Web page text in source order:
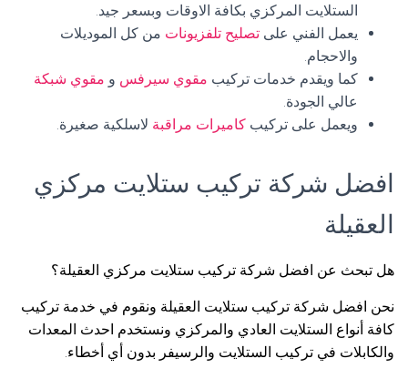
الستلايت المركزي بكافة الاوقات وبسعر جيد.
يعمل الفني على تصليح تلفزيونات من كل الموديلات
والاحجام.
كما ويقدم خدمات تركيب مقوي سيرفس و مقوي شبكة
عالي الجودة.
ويعمل على تركيب كاميرات مراقبة لاسلكية صغيرة.
افضل شركة تركيب ستلايت مركزي
العقيلة
هل تبحث عن افضل شركة تركيب ستلايت مركزي العقيلة؟
نحن افضل شركة تركيب ستلايت العقيلة ونقوم في خدمة تركيب
كافة أنواع الستلايت العادي والمركزي ونستخدم احدث المعدات
والكابلات في تركيب الستلايت والرسيفر بدون أي أخطاء.